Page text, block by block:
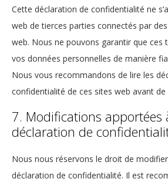
Cette déclaration de confidentialité ne
web de tierces parties connectés par
web. Nous ne pouvons garantir que ces
vos données personnelles de manière
Nous vous recommandons de lire les
confidentialité de ces sites web avant de
7. Modifications apportées
déclaration de
Nous nous réservons le droit de
déclaration de confidentialité. Il est